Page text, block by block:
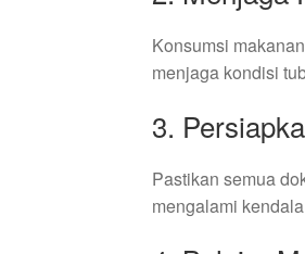
Konsumsi
menjaga kondisi
3.
Pastikan semua
mengalami